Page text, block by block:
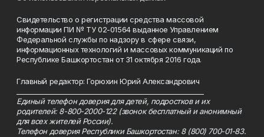
Свидетельство о регистрации средства массовой
информации ПИ № ТУ 02-01564 выданное Управлением
Федеральной службы по надзору в сфере связи,
информационных технологий и массовых коммуникаций по
Республике Башкортостан от 31 октября 2016 года.
Главный редактор: Горюхин Юрий Александрович
Единый телефон доверия для детей, подростков и их
родителей: 8-800-2000-122 (звонок бесплатный и анонимный
для всех жителей России).
Телефон доверия Республики Башкортостан: 8 (800) 700-01-83.